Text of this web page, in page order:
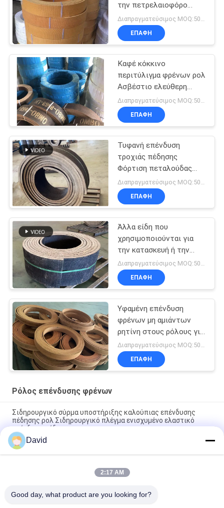
την πετρελαιοφόρο
περιοχή τρακτέρ
ανελκυστήρων γερανών
θαλασσίων βαρούλκων
Διαπραγματεύσιμος MOQ:500 κλ
ΕΠΑΦΉ
Καφέ κόκκινο
περιτύλιγμα φρένων ρολ
Ασβέστιο ελεύθερη
χρήση σε ελκυστήρες
αλεξίπτωτου
ΕΠΑΦΉ
Τυφανή επένδυση
τροχιάς πέδησης
Φόρτιση πεταλούδας
πέδησης με πεταλούδα
πεταλούδας πέδησης
από χαλκό αμίαντου
ΕΠΑΦΉ
Άλλα είδη που
χρησιμοποιούνται για
την κατασκευή ή την
κατασκευή οχημάτων με
κινητήρα
Διαπραγματεύσιμος MOQ:500 χιλιοστά
ΕΠΑΦΉ
Υφαμένη επένδυση
φρένων μη αμιάντων
ρητίνη στους ρόλους για
το ρόλο επένδυσης
φρένων θαλασσίων
βαρούλκων
Διαπραγματεύσιμος MOQ:500 κλ
ΕΠΑΦΉ
Ρόλος επένδυσης φρένων
Σιδηρουργικό σύρμα υποστήριξης καλούπιας επένδυσης
πέδησης ρολ Σιδηρουργικό πλέγμα ενισχυμένο ελαστικό
επένδυση πέδησης
High Temperature Range -40C To 300C Brake Lining Roll with
ISO9001 Certification and 2mm Thickness
Automotive Brake System Friction Roll 100mm Width for
David
2:17 AM
Good day, what product are you looking for?